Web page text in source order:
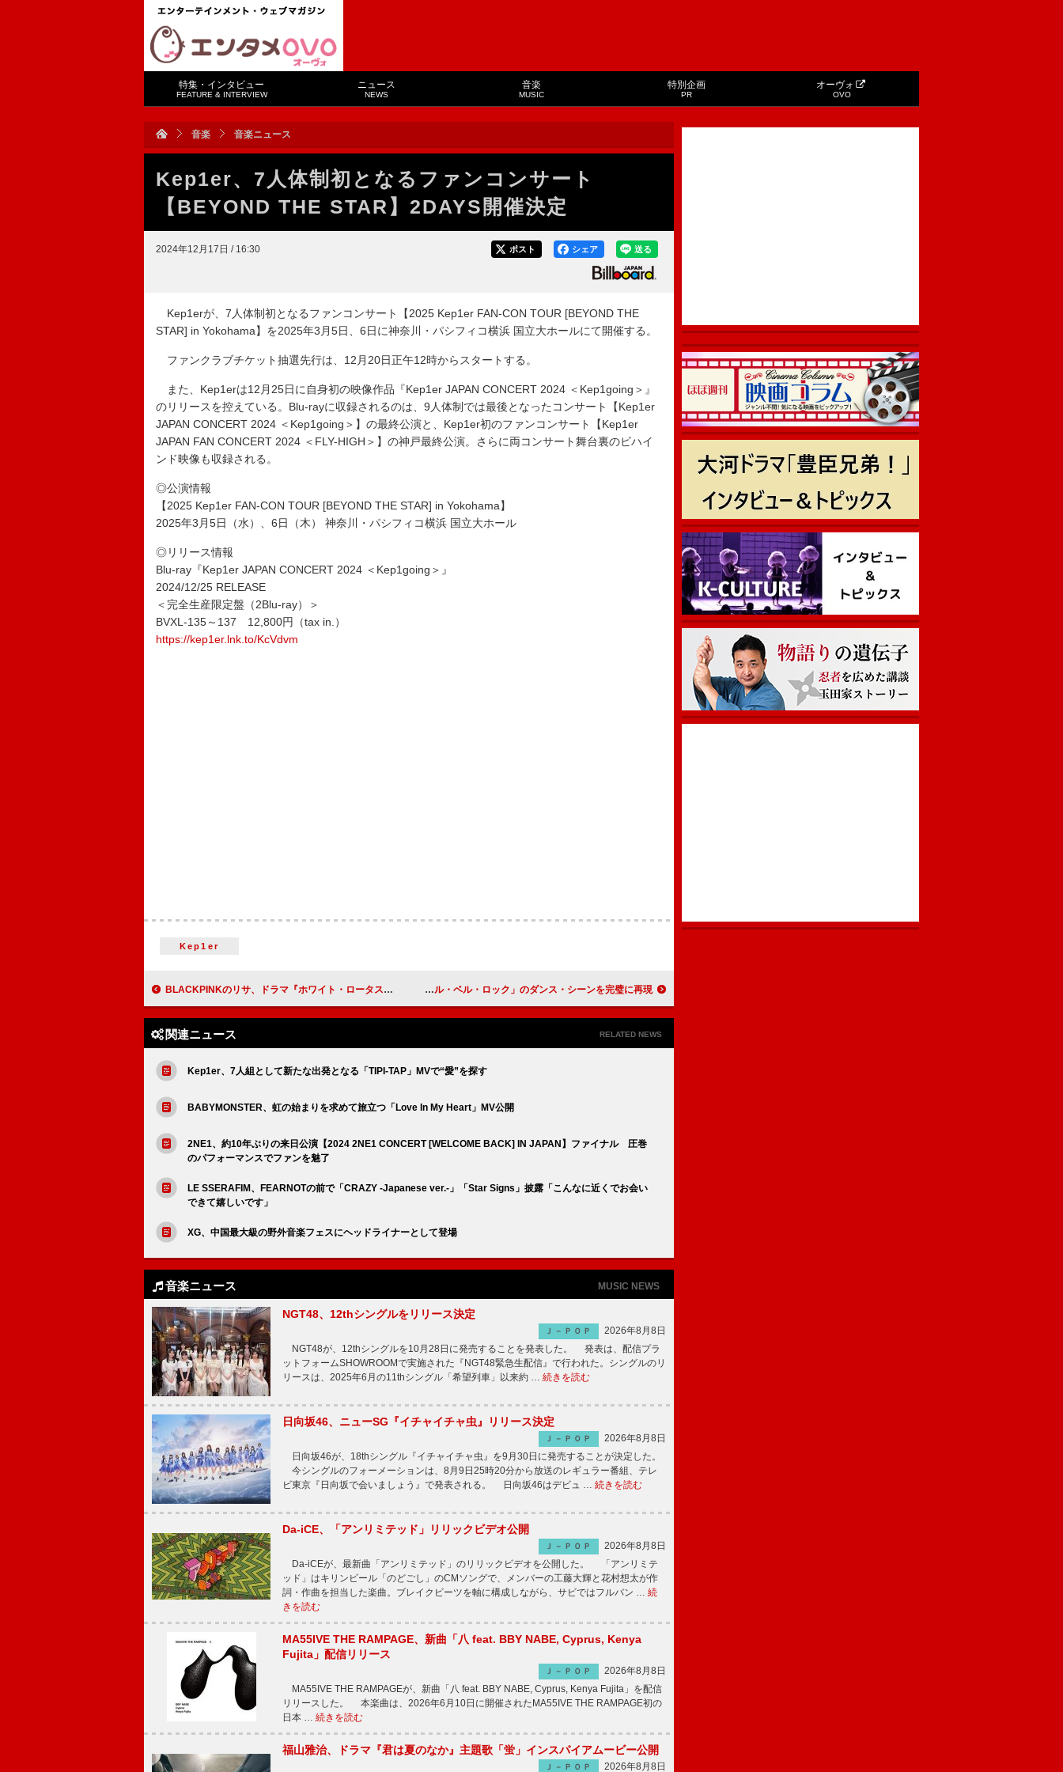
特集・インタビュー
FEATURE & INTERVIEW
ニュース
NEWS
音楽
MUSIC
特別企画
PR
オーヴォ
OVO
音楽 音楽ニュース
Kep1er、7人体制初となるファンコンサート
【BEYOND THE STAR】2DAYS開催決定
2024年12月17日 / 16:30 送る
シェア
ポスト
Kep1erが、7人体制初となるファンコンサート【2025 Kep1er FAN-CON TOUR [BEYOND THE
STAR] in Yokohama】を2025年3月5日、6日に神奈川・パシフィコ横浜 国立大ホールにて開催する。
ファンクラブチケット抽選先行は、12月20日正午12時からスタートする。
また、Kep1erは12月25日に自身初の映像作品『Kep1er JAPAN CONCERT 2024 ＜Kep1going＞』
のリリースを控えている。Blu-rayに収録されるのは、9人体制では最後となったコンサート【Kep1er
JAPAN CONCERT 2024 ＜Kep1going＞】の最終公演と、Kep1er初のファンコンサート【Kep1er
JAPAN FAN CONCERT 2024 ＜FLY-HIGH＞】の神戸最終公演。さらに両コンサート舞台裏のビハイ
ンド映像も収録される。
◎公演情報
【2025 Kep1er FAN-CON TOUR [BEYOND THE STAR] in Yokohama】
2025年3月5日（水）、6日（木） 神奈川・パシフィコ横浜 国立大ホール
◎リリース情報
Blu-ray『Kep1er JAPAN CONCERT 2024 ＜Kep1going＞』
2024/12/25 RELEASE
＜完全生産限定盤（2Blu-ray）＞
BVXL-135～137 12,800円（tax in.）
https://kep1er.lnk.to/KcVdvm
Kep1er
BLACKPINKのリサ、ドラマ『ホワイト・ロータス』シーズン3の予告編でミステリアスなホテル従業員を演じる KATSEYE、映画『ミーン・ガールズ』から「ジングル・ベル・ロック」のダンス・シーンを完璧に再現
関連ニュース RELATED NEWS
Kep1er、7人組として新たな出発となる「TIPI-TAP」MVで“愛”を探す
BABYMONSTER、虹の始まりを求めて旅立つ「Love In My Heart」MV公開
2NE1、約10年ぶりの来日公演【2024 2NE1 CONCERT [WELCOME BACK] IN JAPAN】ファイナル 圧巻
のパフォーマンスでファンを魅了
LE SSERAFIM、FEARNOTの前で「CRAZY -Japanese ver.-」「Star Signs」披露「こんなに近くでお会い
できて嬉しいです」
XG、中国最大級の野外音楽フェスにヘッドライナーとして登場
音楽ニュース MUSIC NEWS
NGT48、12thシングルをリリース決定
Ｊ－ＰＯＰ
2026年8月8日
NGT48が、12thシングルを10月28日に発売することを発表した。 発表は、配信プラ
ットフォームSHOWROOMで実施された『NGT48緊急生配信』で行われた。シングルのリ
リースは、2025年6月の11thシングル「希望列車」以来約 … 続きを読む
日向坂46、ニューSG『イチャイチャ虫』リリース決定
Ｊ－ＰＯＰ
2026年8月8日
日向坂46が、18thシングル『イチャイチャ虫』を9月30日に発売することが決定した。
今シングルのフォーメーションは、8月9日25時20分から放送のレギュラー番組、テレ
ビ東京『日向坂で会いましょう』で発表される。 日向坂46はデビュ … 続きを読む
Da-iCE、「アンリミテッド」リリックビデオ公開
Ｊ－ＰＯＰ
2026年8月8日
Da-iCEが、最新曲「アンリミテッド」のリリックビデオを公開した。 「アンリミテ
ッド」はキリンビール「のどごし」のCMソングで、メンバーの工藤大輝と花村想太が作
詞・作曲を担当した楽曲。ブレイクビーツを軸に構成しながら、サビではフルバン … 続
きを読む
MA55IVE THE RAMPAGE、新曲「八 feat. BBY NABE, Cyprus, Kenya
Fujita」配信リリース
Ｊ－ＰＯＰ
2026年8月8日
MA55IVE THE RAMPAGEが、新曲「八 feat. BBY NABE, Cyprus, Kenya Fujita」を配信
リリースした。 本楽曲は、2026年6月10日に開催されたMA55IVE THE RAMPAGE初の
日本 … 続きを読む
福山雅治、ドラマ『君は夏のなか』主題歌「蛍」インスパイアムービー公開
Ｊ－ＰＯＰ 2026年8月8日